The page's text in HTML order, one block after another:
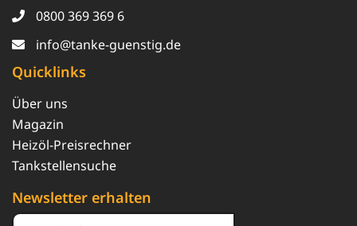
0800 369 369 6
info@tanke-guenstig.de
Quicklinks
Über uns
Magazin
Heizöl-Preisrechner
Tankstellensuche
Newsletter erhalten